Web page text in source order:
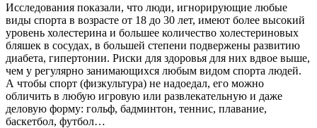
Исследования показали, что люди, игнорирующие любые
виды спорта в возрасте от 18 до 30 лет, имеют более высокий
уровень холестерина и большее количество холестериновых
бляшек в сосудах, в большей степени подвержены развитию
диабета, гипертонии. Риски для здоровья для них вдвое выше,
чем у регулярно занимающихся любым видом спорта людей.
А чтобы спорт (физкультура) не надоедал, его можно
обличить в любую игровую или развлекательную и даже
деловую форму: гольф, бадминтон, теннис, плавание,
баскетбол, футбол…